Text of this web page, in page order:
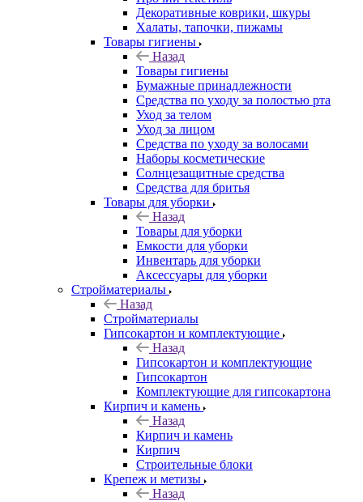
Декоративные коврики, шкуры
Халаты, тапочки, пижамы
Товары гигиены
Назад
Товары гигиены
Бумажные принадлежности
Средства по уходу за полостью рта
Уход за телом
Уход за лицом
Средства по уходу за волосами
Наборы косметические
Солнцезащитные средства
Средства для бритья
Товары для уборки
Назад
Товары для уборки
Емкости для уборки
Инвентарь для уборки
Аксессуары для уборки
Стройматериалы
Назад
Стройматериалы
Гипсокартон и комплектующие
Назад
Гипсокартон и комплектующие
Гипсокартон
Комплектующие для гипсокартона
Кирпич и камень
Назад
Кирпич и камень
Кирпич
Строительные блоки
Крепеж и метизы
Назад